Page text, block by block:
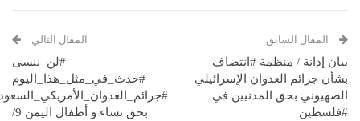
المقال السابق
بيان إدانة / منظمة #انتصاف
بشأن جرائم العدوان الإسرائيلي
الصهيوني بحق المدنيين في
#فلسطين
المقال التالي
#لن_ننسى
#حدث_في_مثل_هذا_اليوم
بحق نساء و أطفال اليمن 9/